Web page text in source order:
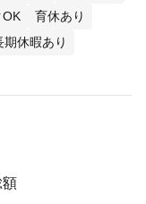
OK
育休あり
期休暇あり